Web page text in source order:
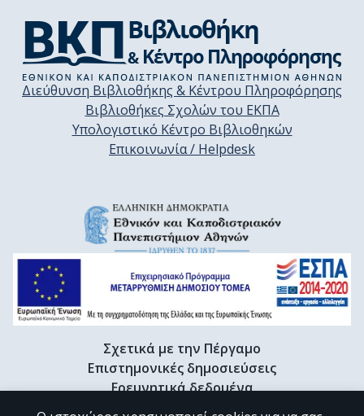
Διεύθυνση Βιβλιοθήκης & Κέντρου Πληροφόρησης
Βιβλιοθήκες Σχολών του ΕΚΠΑ
Υπολογιστικό Κέντρο Βιβλιοθηκών
Επικοινωνία / Helpdesk
Σχετικά με την Πέργαμο
Επιστημονικές δημοσιεύσεις
Ερευνητικά δεδομένα
Διδακτορικές διατριβές & Γκρίζα βιβλιογραφία